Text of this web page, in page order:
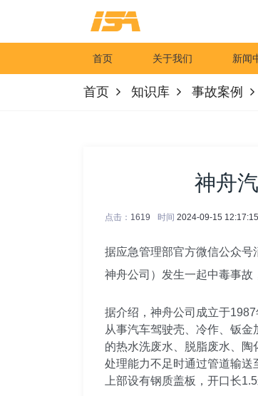
首页 关于我们 新闻
首页 知识库 事故案例
神舟
点击： 1619 时间 2024-09-15 12:17:15
据应急管理部官方微信公众
神舟公司）发生一起中毒事故
据介绍，神舟公司成立于
从事汽车驾驶壳、冷作、钣
的热水洗废水、脱脂废水、
处理能力不足时通过管道输送
上部设有钢质盖板，开口长